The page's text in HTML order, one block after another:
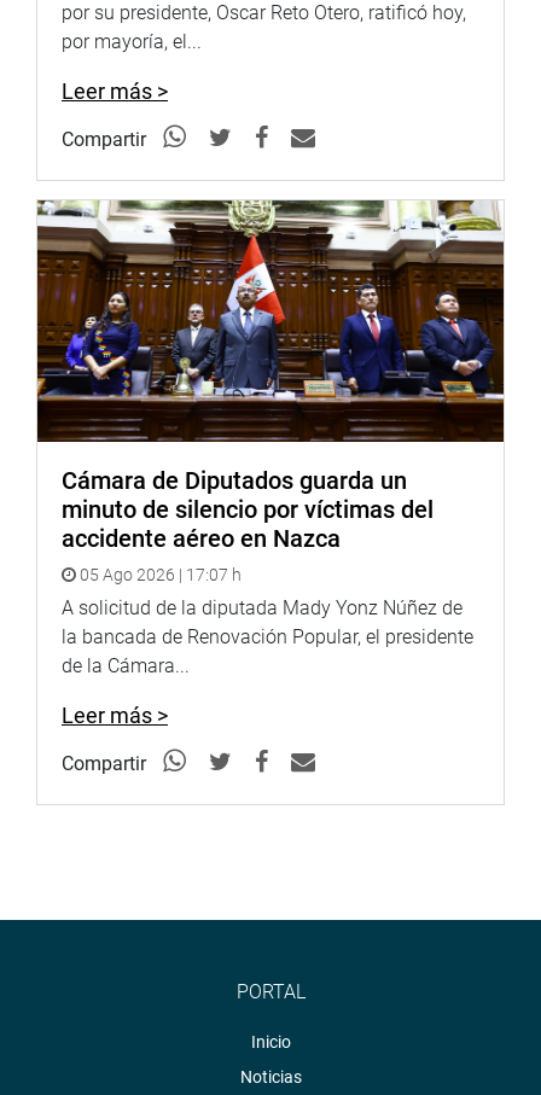
por su presidente, Oscar Reto Otero, ratificó hoy,
por mayoría, el...
Leer más >
Compartir
Cámara de Diputados guarda un
minuto de silencio por víctimas del
accidente aéreo en Nazca
05 Ago 2026 | 17:07 h
A solicitud de la diputada Mady Yonz Núñez de
la bancada de Renovación Popular, el presidente
de la Cámara...
Leer más >
Compartir
PORTAL
Inicio
Noticias